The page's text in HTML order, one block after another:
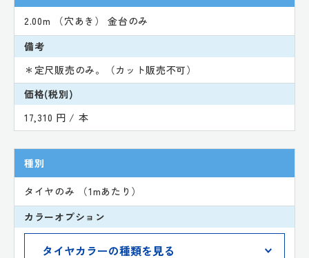
2.00m （穴あき） 金台のみ
備考
＊定尺販売のみ。（カット販売不可）
価格(税別)
17,310 円 / 本
種別
タイヤのみ （1mあたり）
カラーオプション